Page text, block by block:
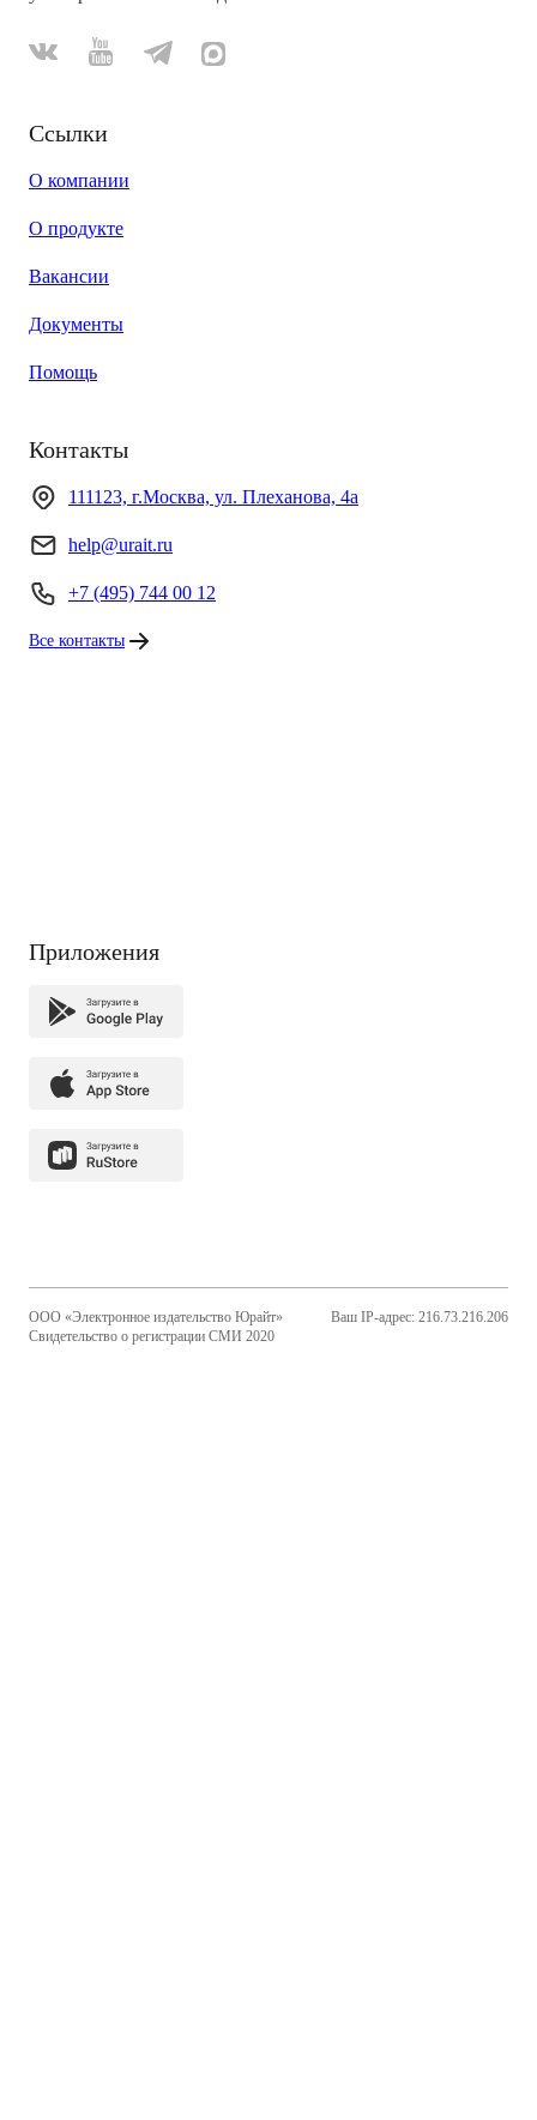
Ссылки
О компании
О продукте
Вакансии
Документы
Помощь
Контакты
111123, г.Москва, ул. Плеханова, 4а
help@urait.ru
+7 (495) 744 00 12
Все контакты
Приложения
ООО «Электронное издательство Юрайт»
Свидетельство о регистрации СМИ 2020
Ваш IP-адрес: 216.73.216.206